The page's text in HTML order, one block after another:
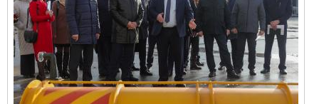
Карная псыхіятрыя
КПЧ ААН
Культурныя правы
ЛПП